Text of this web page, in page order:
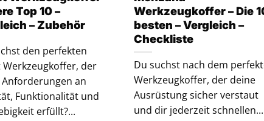
Top 10 –
– Zubehör
den perfekten
Werkzeugkoffer, der
an
Funktionalität und
erfüllt?...
Werkzeugkoffer – Die
besten – Vergleich –
Checkliste
Du suchst nach dem
Werkzeugkoffer, der deine
Ausrüstung sicher verstaut
und dir jederzeit schnellen...